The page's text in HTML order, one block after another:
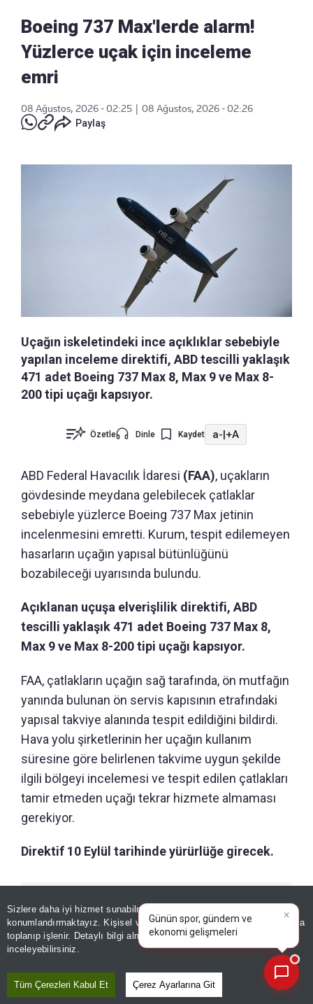
Sizlere daha iyi hizmet sunabilmek adına sitemizde
konumlandırmaktayız. Kişisel verileriniz, KVKK ve GDPR kapsamında
toplanıp işlenir. Detaylı bilgi almak içinAydınlatma Metnimizi
inceleyebilirsiniz.
Tüm Çerezleri Kabul Et Çerez Ayarlarına Git
Boeing 737 Max'lerde alarm!
Yüzlerce uçak için inceleme
emri
08 Ağustos, 2026 - 02:25
08 Ağustos, 2026 - 02:26
Paylaş
Uçağın iskeletindeki ince açıklıklar sebebiyle
yapılan inceleme direktifi, ABD tescilli yaklaşık
471 adet Boeing 737 Max 8, Max 9 ve Max 8-
200 tipi uçağı kapsıyor.
Özetle Dinle Kaydet a-|+A
ABD Federal Havacılık İdaresi (FAA), uçakların
gövdesinde meydana gelebilecek çatlaklar
sebebiyle yüzlerce Boeing 737 Max jetinin
incelenmesini emretti. Kurum, tespit edilemeyen
hasarların uçağın yapısal bütünlüğünü
bozabileceği uyarısında bulundu.
Açıklanan uçuşa elverişlilik direktifi, ABD
tescilli yaklaşık 471 adet Boeing 737 Max 8,
Max 9 ve Max 8-200 tipi uçağı kapsıyor.
FAA, çatlakların uçağın sağ tarafında, ön mutfağın
yanında bulunan ön servis kapısının etrafındaki
yapısal takviye alanında tespit edildiğini bildirdi.
Hava yolu şirketlerinin her uçağın kullanım
süresine göre belirlenen takvime uygun şekilde
ilgili bölgeyi incelemesi ve tespit edilen çatlakları
tamir etmeden uçağı tekrar hizmete almaması
gerekiyor.
Direktif 10 Eylül tarihinde yürürlüğe girecek.
×
Günün spor, gündem ve
ekonomi gelişmelerini analiz
edin!|